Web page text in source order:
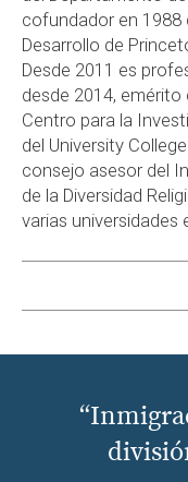
cofundador en 1988
Desarrollo de
Desde 2011 es
desde 2014,
Centro para la
del University
consejo asesor del
de la Diversidad
varias universidades